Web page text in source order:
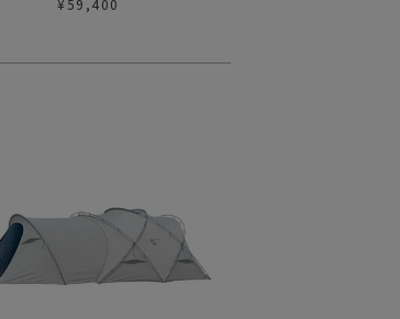
¥ 59,400